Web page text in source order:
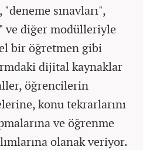
sınavları",
ve diğer modülleriyle
bir öğretmen gibi
dijital kaynaklar
öğrencilerin
konu tekrarlarını
ve öğrenme
olanak veriyor.